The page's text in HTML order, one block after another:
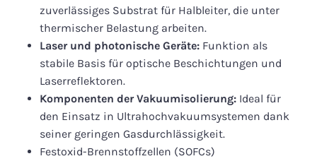
zuverlässiges Substrat für Halbleiter, die unter
thermischer Belastung arbeiten.
Laser und photonische Geräte: Funktion als
stabile Basis für optische Beschichtungen und
Laserreflektoren.
Komponenten der Vakuumisolierung: Ideal für
den Einsatz in Ultrahochvakuumsystemen dank
seiner geringen Gasdurchlässigkeit.
Festoxid-Brennstoffzellen (SOFCs)